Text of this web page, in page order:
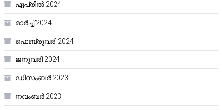
ഏപ്രിൽ 2024
മാർച്ച്‌ 2024
ഫെബ്രുവരി 2024
ജനുവരി 2024
ഡിസംബർ 2023
നവംബർ 2023